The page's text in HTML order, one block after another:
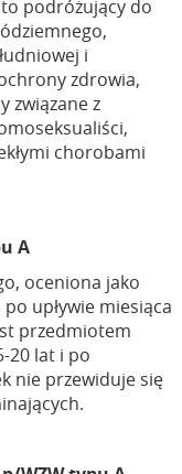
podróżujący do
i
zdrowia,
związane z
chorobami
A
oceniona jako
upływie miesiąca
przedmiotem
20 lat i po
nie przewiduje się